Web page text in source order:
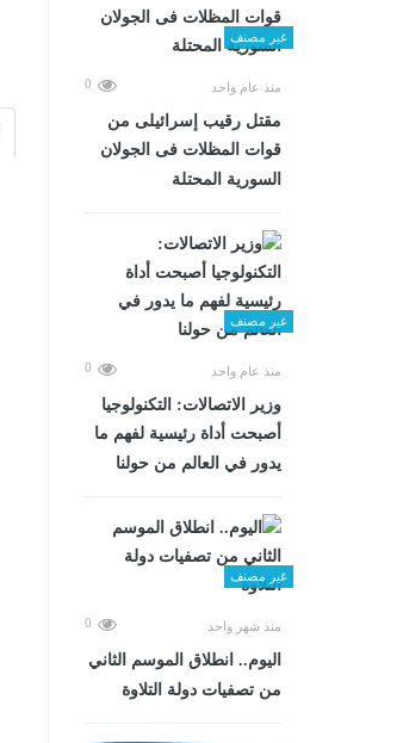
غير مصنف
منذ عام واحد 0
مقتل رقيب إسرائيلى من
قوات المظلات فى الجولان
السورية المحتلة
غير مصنف
منذ عام واحد 0
وزير الاتصالات: التكنولوجيا
أصبحت أداة رئيسية لفهم ما
يدور في العالم من حولنا
غير مصنف
منذ شهر واحد 0
اليوم.. انطلاق الموسم الثاني
من تصفيات دولة التلاوة